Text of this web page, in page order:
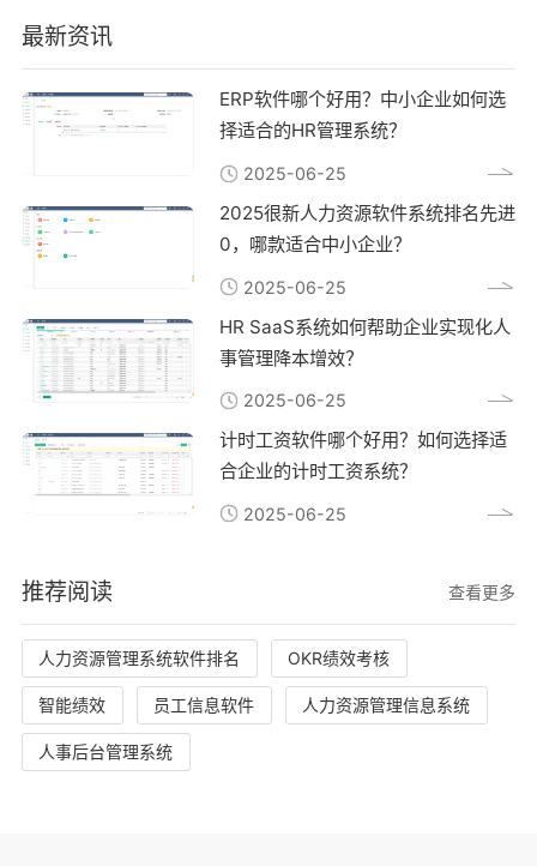
最新资讯
ERP软件哪个好用？中小企业如何选
择适合的HR管理系统？
2025-06-25
2025很新人力资源软件系统排名先进
0，哪款适合中小企业？
2025-06-25
HR SaaS系统如何帮助企业实现化人
事管理降本增效？
2025-06-25
计时工资软件哪个好用？如何选择适
合企业的计时工资系统？
2025-06-25
推荐阅读 查看更多
人力资源管理系统软件排名 OKR绩效考核
智能绩效 员工信息软件 人力资源管理信息系统
人事后台管理系统